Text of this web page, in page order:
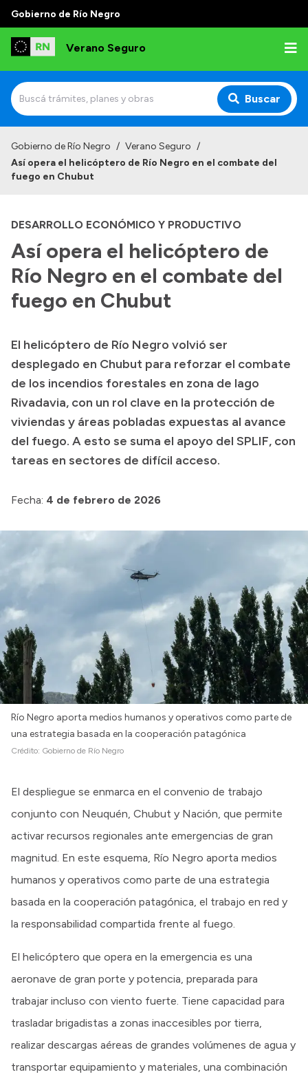
Gobierno de Río Negro
Verano Seguro
Buscar
Presupuesto
Boletín Oficial
Compras y licitaciones
Consulta de expedientes
Consulta de pago a proveedores
Intranet
Login
Gobierno de Río Negro / Verano Seguro /
Así opera el helicóptero de Río Negro en el combate del
fuego en Chubut
DESARROLLO ECONÓMICO Y PRODUCTIVO
Así opera el helicóptero de
Río Negro en el combate del
fuego en Chubut
El helicóptero de Río Negro volvió ser
desplegado en Chubut para reforzar el combate
de los incendios forestales en zona de lago
Rivadavia, con un rol clave en la protección de
viviendas y áreas pobladas expuestas al avance
del fuego. A esto se suma el apoyo del SPLIF, con
tareas en sectores de difícil acceso.
Fecha: 4 de febrero de 2026
Río Negro aporta medios humanos y operativos como parte de
una estrategia basada en la cooperación patagónica
Crédito: Gobierno de Río Negro
El despliegue se enmarca en el convenio de trabajo
conjunto con Neuquén, Chubut y Nación, que permite
activar recursos regionales ante emergencias de gran
magnitud. En este esquema, Río Negro aporta medios
humanos y operativos como parte de una estrategia
basada en la cooperación patagónica, el trabajo en red y
la responsabilidad compartida frente al fuego.
El helicóptero que opera en la emergencia es una
aeronave de gran porte y potencia, preparada para
trabajar incluso con viento fuerte. Tiene capacidad para
trasladar brigadistas a zonas inaccesibles por tierra,
realizar descargas aéreas de grandes volúmenes de agua y
transportar equipamiento y materiales, una combinación